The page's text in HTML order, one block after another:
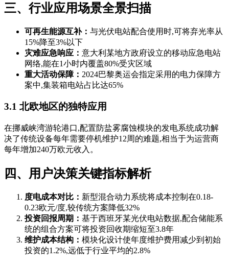
三、行业应用场景全景扫描
可再生能源互补： 与光伏电站配合使用时,可将弃光率从
15%降至3%以下
灾难应急响应： 意大利某地方政府设立的移动应急电站
网络,能在1小时内覆盖80%受灾区域
重大活动保障： 2024巴黎奥运会指定采用的电力保障方
案中,集装箱电站占比达65%
3.1 北欧地区的独特应用
在挪威峡湾游轮港口,配置防盐雾腐蚀模块的发电系统成功解
决了传统设备每年需要停机维护12周的难题,相当于为运营商
每年增加240万欧元收入。
四、用户决策关键指标解析
度电成本对比： 新型混合动力系统将成本控制在0.18-
0.23欧元/度,较传统方案降低32%
投资回报周期： 基于西班牙某光伏电站数据,配合储能系
统的组合方案可将投资回收期缩短至3.8年
维护成本结构： 模块化设计使年度维护费用减少到初始
投资的1.2%,远低于行业平均的2.8%